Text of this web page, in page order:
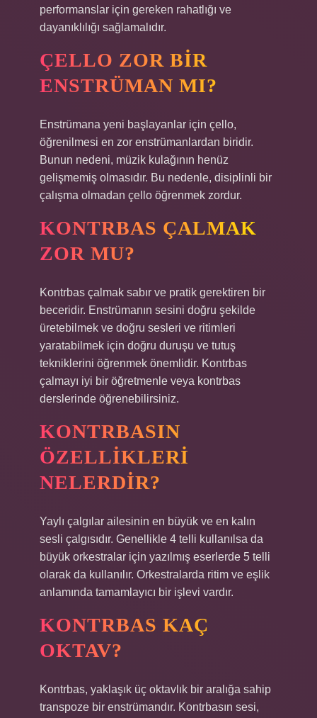
performanslar için gereken rahatlığı ve
dayanıklılığı sağlamalıdır.
ÇELLO ZOR BIR
ENSTRÜMAN MI?
Enstrümana yeni başlayanlar için çello,
öğrenilmesi en zor enstrümanlardan biridir.
Bunun nedeni, müzik kulağının henüz
gelişmemiş olmasıdır. Bu nedenle, disiplinli bir
çalışma olmadan çello öğrenmek zordur.
KONTRBAS ÇALMAK
ZOR MU?
Kontrbas çalmak sabır ve pratik gerektiren bir
beceridir. Enstrümanın sesini doğru şekilde
üretebilmek ve doğru sesleri ve ritimleri
yaratabilmek için doğru duruşu ve tutuş
tekniklerini öğrenmek önemlidir. Kontrbas
çalmayı iyi bir öğretmenle veya kontrbas
derslerinde öğrenebilirsiniz.
KONTRBASIN
ÖZELLIKLERI
NELERDIR?
Yaylı çalgılar ailesinin en büyük ve en kalın
sesli çalgısıdır. Genellikle 4 telli kullanılsa da
büyük orkestralar için yazılmış eserlerde 5 telli
olarak da kullanılır. Orkestralarda ritim ve eşlik
anlamında tamamlayıcı bir işlevi vardır.
KONTRBAS KAÇ
OKTAV?
Kontrbas, yaklaşık üç oktavlık bir aralığa sahip
transpoze bir enstrümandır. Kontrbasın sesi,